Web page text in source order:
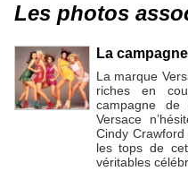
Les photos
La
La marque
riches en
campagne
Versace
Cindy
les tops de
véritables